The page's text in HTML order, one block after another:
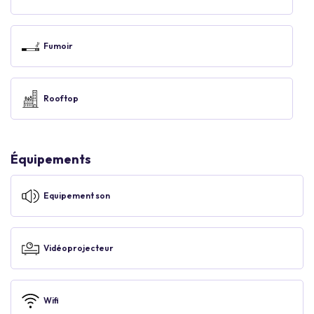
Fumoir
Rooftop
Équipements
Equipement son
Vidéoprojecteur
Wifi